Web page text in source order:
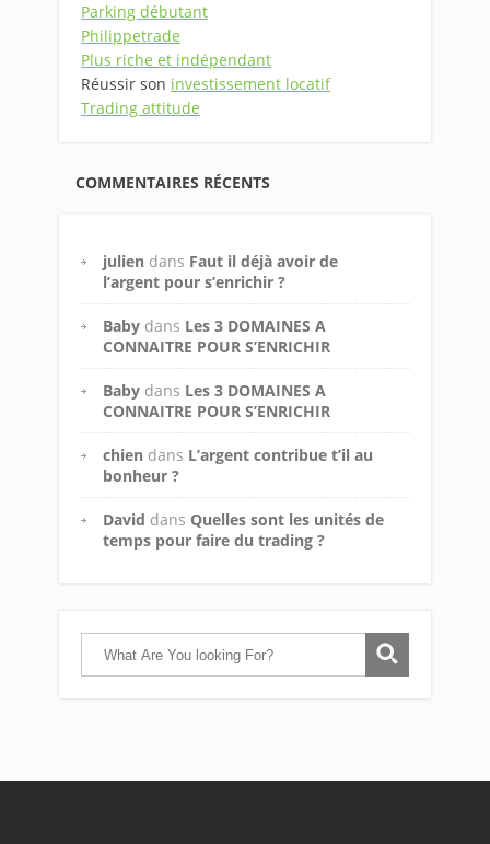
Parking débutant
Philippetrade
Plus riche et indépendant
Réussir son investissement locatif
Trading attitude
COMMENTAIRES RÉCENTS
julien dans Faut il déjà avoir de
l’argent pour s’enrichir ?
Baby dans Les 3 DOMAINES A
CONNAITRE POUR S’ENRICHIR
Baby dans Les 3 DOMAINES A
CONNAITRE POUR S’ENRICHIR
chien dans L’argent contribue t’il au
bonheur ?
David dans Quelles sont les unités de
temps pour faire du trading ?